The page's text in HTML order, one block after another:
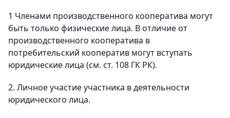
1 Членами производственного кооператива могут
быть только физические лица. В отличие от
производственного кооператива в
потребительский кооператив могут вступать
юридические лица (см. ст. 108 ГК РК).
2. Личное участие участника в деятельности
юридического лица.